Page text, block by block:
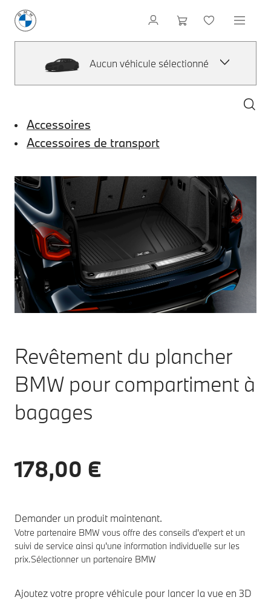
Aucun véhicule sélectionné
Accessoires
Accessoires de transport
Revêtement du plancher
BMW pour compartiment à
bagages
178,00 €
Demander un produit maintenant.
Votre partenaire BMW vous offre des conseils d'expert et un
suivi de service ainsi qu'une information individuelle sur les
prix.Sélectionner un partenaire BMW
Ajoutez votre propre véhicule pour lancer la vue en 3D